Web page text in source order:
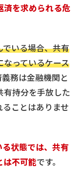
済を求められる危
いる場合、共有
っているケース
務は金融機関と
有持分を手放した
ことはありませ
状態では、共有
は不可能です。